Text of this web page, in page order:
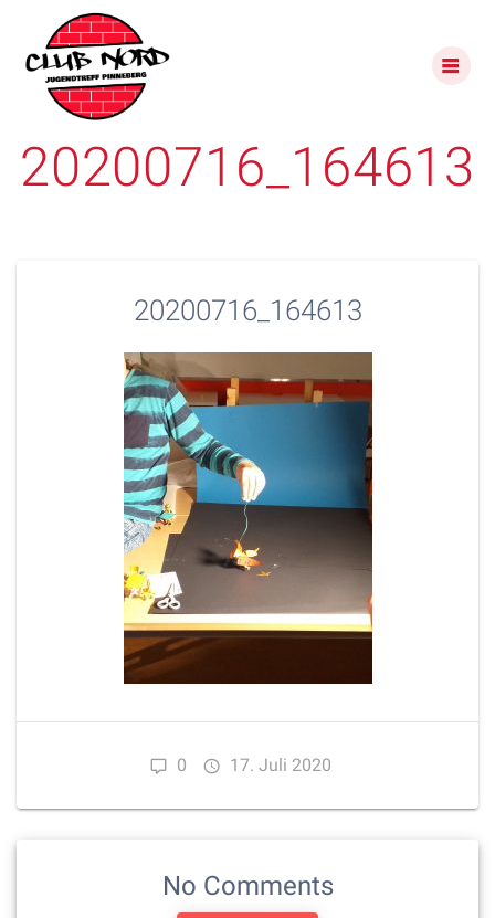
20200716_164613
20200716_164613
0 17. Juli 2020
No Comments